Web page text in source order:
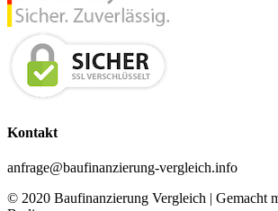
Kontakt
anfrage@baufinanzierung-vergleich.info
© 2020 Baufinanzierung Vergleich | Gemacht